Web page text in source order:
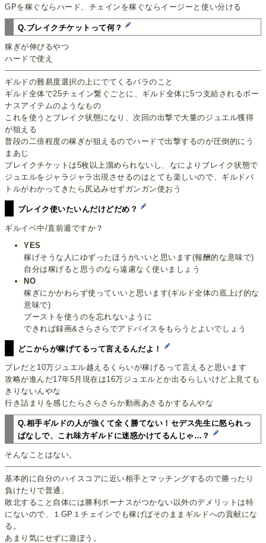
GPを稼ぐならハード、チェインを稼ぐならイージーと使い分ける
Q.ブレイクチケットって何？
稼ぎが伸びるやつ
ハードで使え
ギルドの難易度選択の上にでてくるバラのこと
ギルド全体で25チェイン繋ぐごとに、ギルド全体に5つ支給されるボー
ナスアイテムのようなもの
これを使うとブレイク状態になり、次回の出撃で大量のジュエル獲得
が狙える
普段の二倍程度の稼ぎが狙えるのでハードで出撃するのが圧倒的にう
まあじ
ブレイクチケットは5枚以上溜められないし、なによりブレイク状態で
ジュエルをジャラジャラ出現させるのはとても楽しいので、ギルドバ
トルがわかってきたら尻込みせずガンガン使おう
ブレイク使いたいんだけどだめ？
ギルイベ中/直前週ですか？
YES
稼げそうな人にゆずったほうがいいと思います(報酬的な意味で)
自分は稼げると思うのなら遠慮なく使いましょう
NO
稼ぎにかかわらず使っていいと思います(ギルド全体の底上げ的な
意味で)
ブーストを使うのを忘れないように
できれば録画&さらさらでアドバイスをもらうとよいでしょう
どこからが稼げてるって言えるんだよ！
ブレだと10万ジュエル越えるくらいが稼げるって言えると思います
攻略が進んだ17年5月現在は16万ジュエルとか出るらしいけど上見ても
きりないんやな
行き詰まりを感じたらさらさらか動画あさるかするんやな
Q.相手ギルドの人が強くて全く勝てない！セデス先生に怒られっ
ぱなしで、これ味方ギルドに迷惑かけてるんじゃ…？
そんなことはない。
基本的に自分のハイスコアに近い相手とマッチングするので勝ったり
負けたりで普通。
敗北すること自体には勝利ボーナスがつかない以外のデメリットは特
にないので、１GP１チェインでも稼げばそのままギルドへの貢献にな
る。
あまり気にせずに遊ぼう。